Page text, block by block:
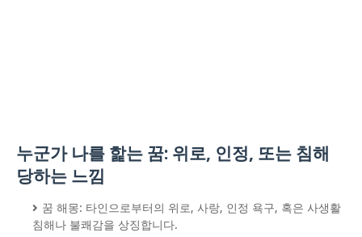
누군가 나를 핥는 꿈: 위로, 인정, 또는 침해
당하는 느낌
꿈 해몽: 타인으로부터의 위로, 사랑, 인정 욕구, 혹은 사생활
침해나 불쾌감을 상징합니다.